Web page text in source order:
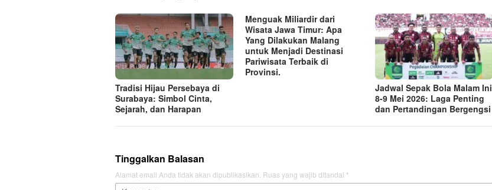
Tradisi Hijau Persebaya di
Surabaya: Simbol Cinta,
Sejarah, dan Harapan
Menguak Miliardir dari
Wisata Jawa Timur: Apa
Yang Dilakukan Malang
untuk Menjadi Destinasi
Pariwisata Terbaik di
Provinsi.
Jadwal Sepak Bola Malam Ini
8-9 Mei 2026: Laga Penting
dan Pertandingan Bergengsi
Tinggalkan Balasan
Alamat email Anda tidak akan dipublikasikan. Ruas yang wajib ditandai *